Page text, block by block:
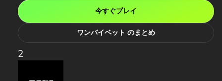
今すぐプレイ
ワンバイベット のまとめ
2